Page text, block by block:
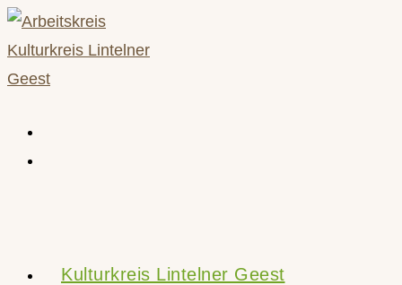
Zum
Inhalt
springen
Kulturkreis Lintelner Geest